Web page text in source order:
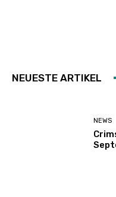
NEUESTE ARTIKEL
NEWS